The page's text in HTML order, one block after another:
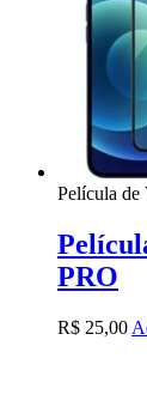
Película
PRO
R$ 25,00